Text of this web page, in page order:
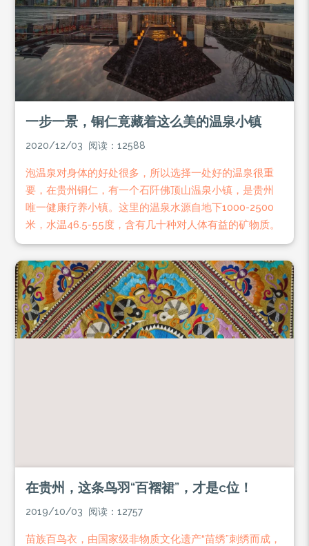
一步一景，铜仁竟藏着这么美的温泉小镇
2020/12/03 阅读：12588
泡温泉对身体的好处很多，所以选择一处好的温泉很重
要，在贵州铜仁，有一个石阡佛顶山温泉小镇，是贵州
唯一健康疗养小镇。这里的温泉水源自地下1000-2500
米，水温46.5-55度，含有几十种对人体有益的矿物质。
在贵州，这条鸟羽“百褶裙”，才是c位！
2019/10/03 阅读：12757
苗族百鸟衣，由国家级非物质文化遗产“苗绣”刺绣而成，